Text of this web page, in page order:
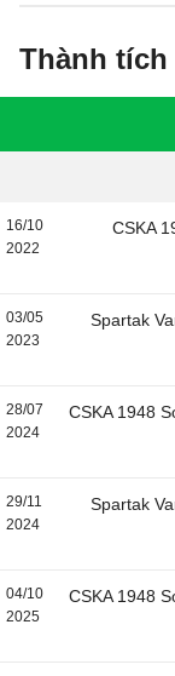
Thành tích
16/10
2022
CSKA
03/05
2023
Spartak
28/07
2024
CSKA 1948
29/11
2024
Spartak
04/10
2025
CSKA 1948